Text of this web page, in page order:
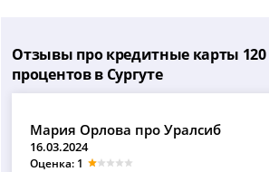
Отзывы про кредитные карты 120
процентов в Сургуте
Мария Орлова про Уралсиб
16.03.2024
Оценка: 1